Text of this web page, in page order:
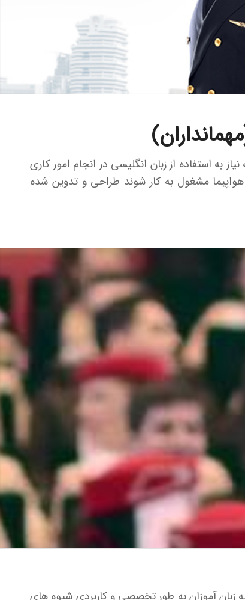
به استفاده از زبان انگلیسی در انجام امور کاری
هواپیما مشغول به کار شوند طراحی و تدوین شده
زبان آموزان به طور تخصصی و کاربردی شیوه های